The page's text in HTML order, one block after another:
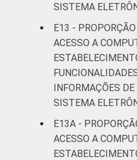
SISTEMA
E13 -
ACESSO A
INFORMAÇÕES
SISTEMA
E13A -
ACESSO A